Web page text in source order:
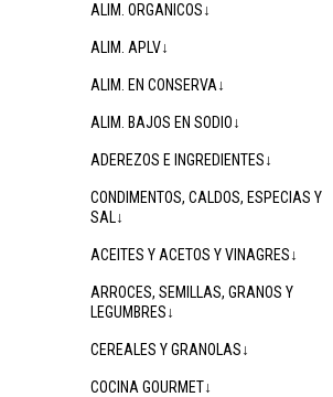
ALIM. ORGANICOS↓
ALIM. APLV↓
ALIM. EN CONSERVA↓
ALIM. BAJOS EN SODIO↓
ADEREZOS E INGREDIENTES↓
CONDIMENTOS, CALDOS, ESPECIAS Y
SAL↓
ACEITES Y ACETOS Y VINAGRES↓
ARROCES, SEMILLAS, GRANOS Y
LEGUMBRES↓
CEREALES Y GRANOLAS↓
COCINA GOURMET↓